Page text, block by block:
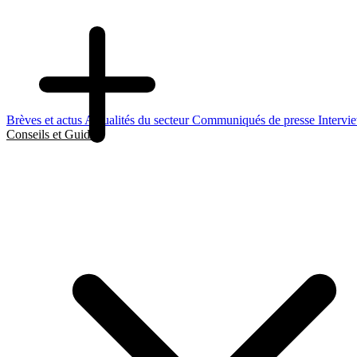
Brèves et actus Actualités du secteurCommuniqués de presse
Conseils et Guides